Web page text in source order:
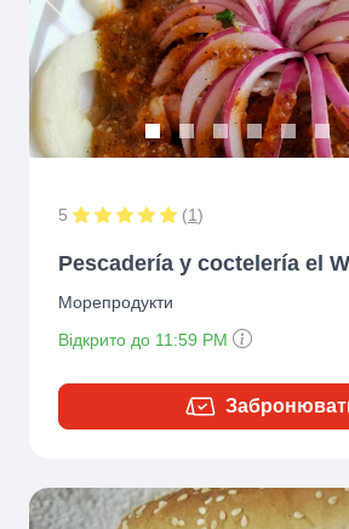
Previous
5 (1)
Pescadería y coctelería el
Морепродукти
Відкрито до 11:59 PM